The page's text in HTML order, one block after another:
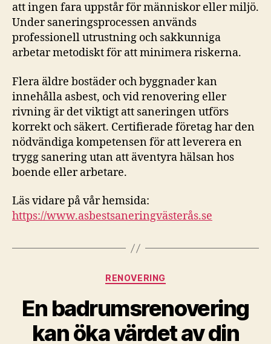
att ingen fara uppstår för människor eller miljö.
Under saneringsprocessen används
professionell utrustning och sakkunniga
arbetar metodiskt för att minimera riskerna.
Flera äldre bostäder och byggnader kan
innehålla asbest, och vid renovering eller
rivning är det viktigt att saneringen utförs
korrekt och säkert. Certifierade företag har den
nödvändiga kompetensen för att leverera en
trygg sanering utan att äventyra hälsan hos
boende eller arbetare.
Läs vidare på vår hemsida:
https://www.asbestsaneringvästerås.se
Kategorier
RENOVERING
En badrumsrenovering
kan öka värdet av din